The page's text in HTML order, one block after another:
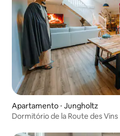
Apartamento ⋅ Jungholtz
Dormitório de la Route des Vins